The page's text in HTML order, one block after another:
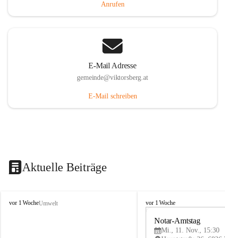
Anrufen
E-Mail Adresse
gemeinde@viktorsberg.at
E-Mail schreiben
Aktuelle Beiträge
V
vor 1 WocheUmwelt
V
vor 1 Woche
Notar-Amtstag
Mi., 11. Nov., 15:30